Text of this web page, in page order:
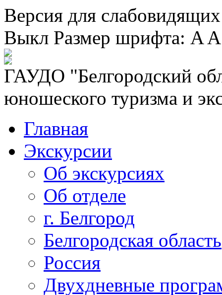
Версия для
Выкл Размер шрифта: A A
ГАУДО "Белгородский
юношеского туризма и
Главная
Экскурсии
Об экскурсиях
Об отделе
г. Белгород
Белгородская область
Россия
Двухдневные